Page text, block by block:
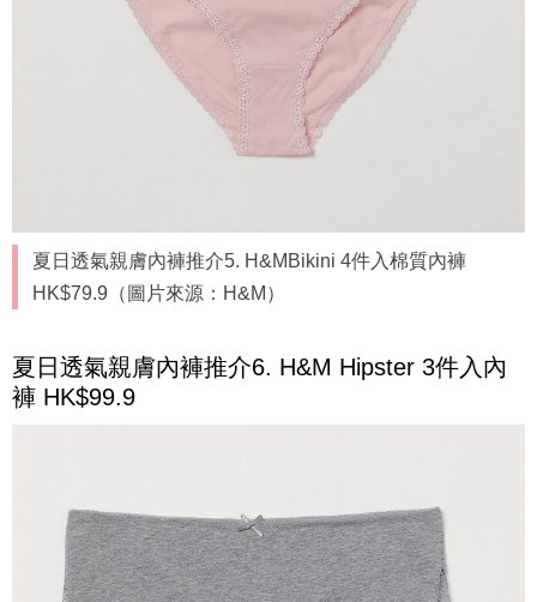
夏日透氣親膚內褲推介5. H&MBikini 4件入棉質內褲
HK$79.9（圖片來源：H&M）
夏日透氣親膚內褲推介6. H&M Hipster 3件入內
褲 HK$99.9